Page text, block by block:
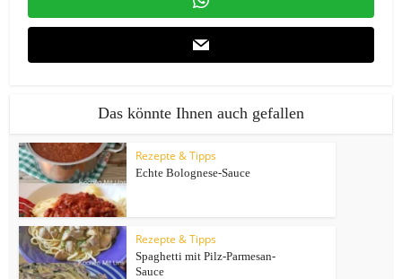
Das könnte Ihnen auch gefallen
Rezepte & Tipps
Echte Bolognese-Sauce
Rezepte & Tipps
Spaghetti mit Pilz-Parmesan-
Sauce